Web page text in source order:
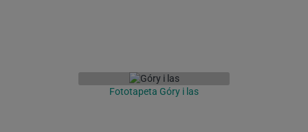
Fototapeta Góry i las